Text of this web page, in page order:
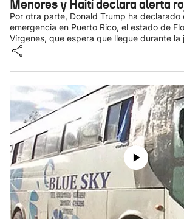
Menores y Haití declara alerta
Por otra parte, Donald Trump ha declarado
emergencia en Puerto Rico, el estado de
Vírgenes, que espera que llegue durante la